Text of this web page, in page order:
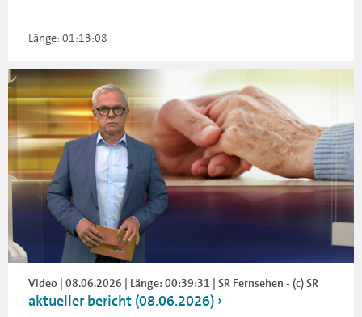
Länge: 01:13:08
Video | 08.06.2026 | Länge: 00:39:31 | SR Fernsehen - (c) SR
aktueller bericht (08.06.2026)